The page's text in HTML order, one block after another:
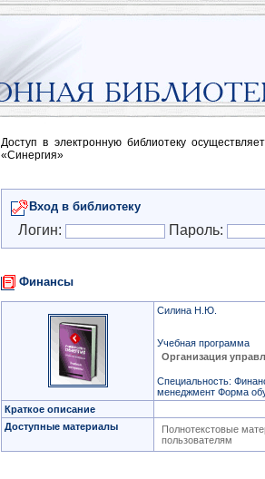
Доступ в электронную библиотеку
«Синергия»
Вход в библиотеку
Логин: Пароль:
Финансы
Силина Н.Ю.
Учебная программа
Организация
Специальность:
менеджмент Форма
Краткое описание
Доступные материалы
Полнотекстовые
пользователям